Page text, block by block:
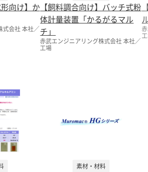
向け】か
式会社 本社／
【飼料調合向け】バッチ式粉
体計量装置「かるがるマル
チ」
赤武エンジニアリング株式会社 本社／
工場
素材・材料